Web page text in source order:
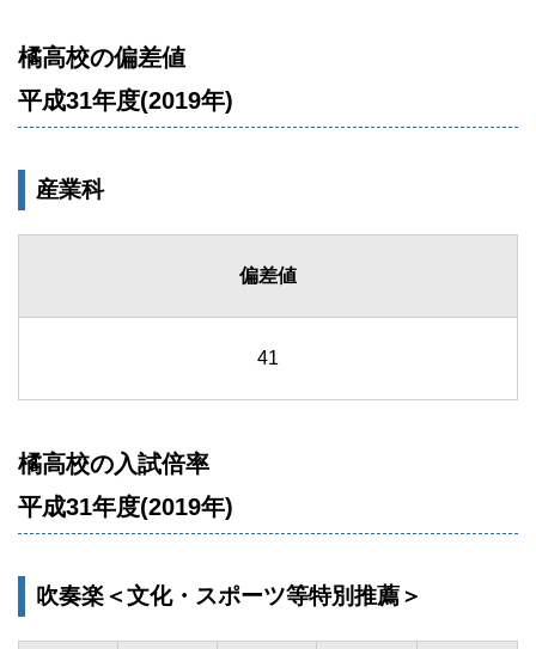
橘高校の偏差値
平成31年度(2019年)
産業科
偏差値
41
橘高校の入試倍率
平成31年度(2019年)
吹奏楽＜文化・スポーツ等特別推薦＞